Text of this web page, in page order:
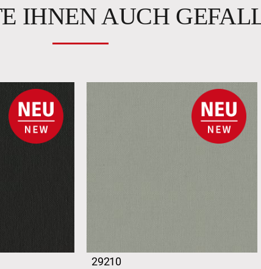
IHNEN AUCH
29210